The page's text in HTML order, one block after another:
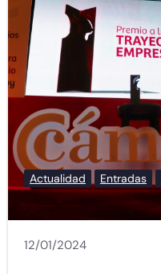
Actualidad Entradas
12/01/2024